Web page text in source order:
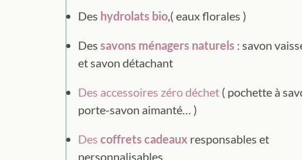
Des hydrolats bio ,( eaux florales )
Des savons ménagers naturels : savon
et savon détachant
Des accessoires zéro déchet ( pochette à
porte-savon aimanté… )
Des coffrets cadeaux responsables et
personnalisables